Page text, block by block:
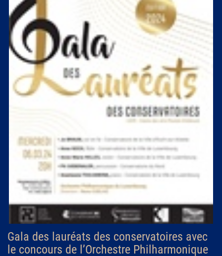
Gala des lauréats des conservatoires avec
le concours de l’Orchestre Philharmonique